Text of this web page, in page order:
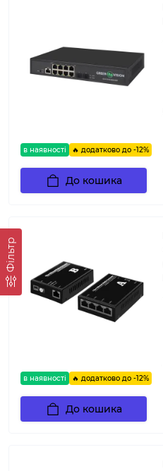
Фільтр
в наявності 🔥 додатково до -12%
До кошика
в наявності 🔥 додатково до -12%
До кошика